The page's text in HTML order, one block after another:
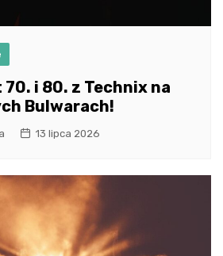
i 80. z Technix na
Bulwarach!
13 lipca 2026